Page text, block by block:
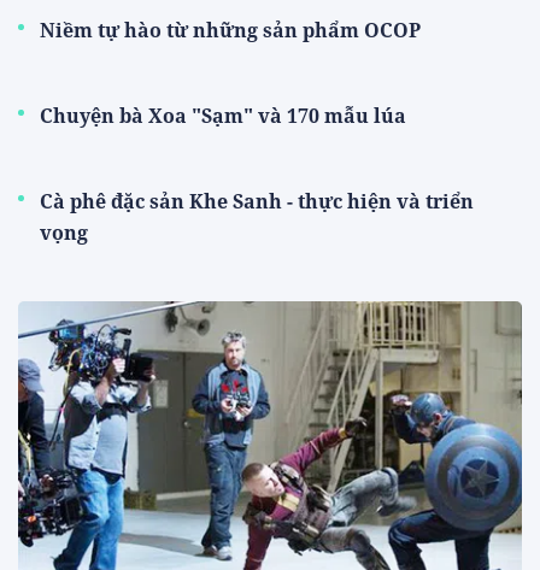
Niềm tự hào từ những sản phẩm OCOP
Chuyện bà Xoa "Sạm" và 170 mẫu lúa
Cà phê đặc sản Khe Sanh - thực hiện và triển
vọng